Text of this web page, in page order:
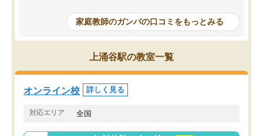
めて1年ほどだった今では平均点以上の
科目が増えてきました！あと1年受験ま
であるので無料の週末教室を使用しな
がら頑張って欲しいと思います！
問できるのでとても助か
家庭教師のガンバの口コミをもっとみる
上涌谷駅の教室一覧
オンライン校 詳しく見る
対応エリア 全国